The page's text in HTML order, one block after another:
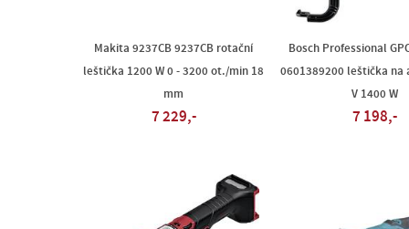
Makita 9237CB 9237CB rotační
leštička 1200 W 0 - 3200 ot./min 18
mm
7 229,-
Bosch Professional
0601389200 leštička na
V 1400 W
7 198,-